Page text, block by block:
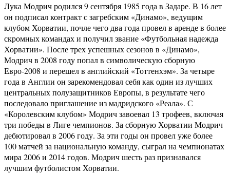
Лука Модрич родился 9 сентября 1985 года в Задаре. В 16 лет
он подписал контракт с загребским «Динамо», ведущим
клубом Хорватии, почле чего два года провел в аренде в более
скромных командах и получил звание «Футбольная надежда
Хорватии». После трех успешных сезонов в «Динамо»,
Модрич в 2008 году попал в символическую сборную
Евро-2008 и перешел в английский «Тоттенхэм». За четыре
года в Англии он зарекомендовал себя как один из лучших
центральных полузащитников Европы, в результате чего
последовало приглашение из мадридского «Реала». С
«Королевским клубом» Модрич завоевал 13 трофеев, включая
три победы в Лиге чемпионов. За сборную Хорватии Модрич
дебютировал в 2006 году. За эти годы он провел уже более
100 матчей за национальную команду, сыграл на чемпионатах
мира 2006 и 2014 годов. Модрич шесть раз признавался
лучшим футболистом Хорватии.